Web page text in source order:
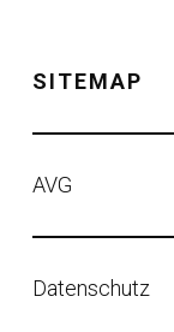
SITEMAP
AVG
Datenschutz